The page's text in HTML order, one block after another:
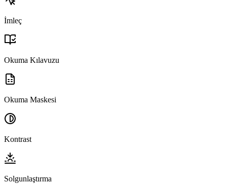
İmleç
Okuma Kılavuzu
Okuma Maskesi
Kontrast
Solgunlaştırma